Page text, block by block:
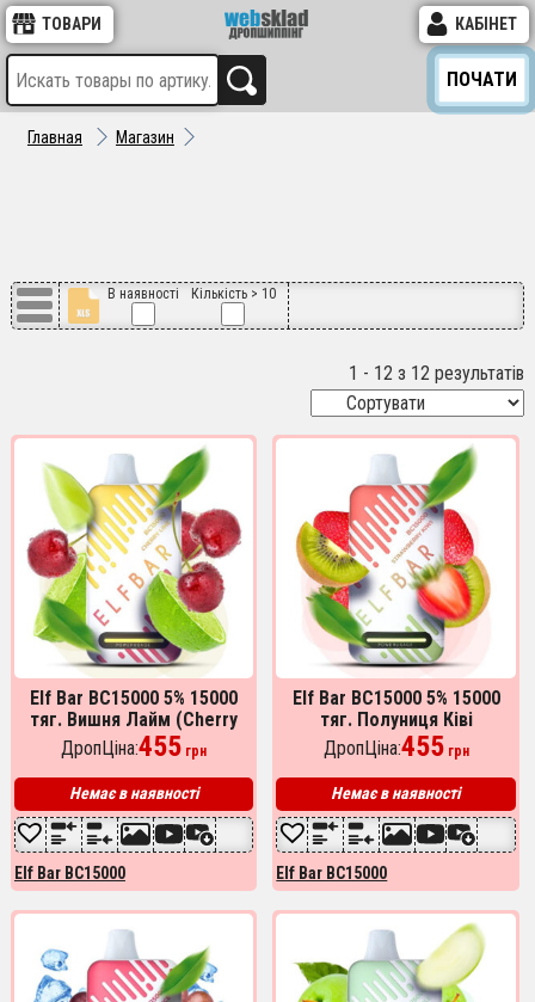
ТОВАРИ КАБІНЕТ
ПОЧАТИ
Главная Магазин
В наявності Кількість > 10
1 - 12 з 12 результатів
Elf Bar BC15000 5% 15000
тяг. Вишня Лайм (Cherry
Lime)
ДропЦіна:455 грн
Немає в наявності
Elf Bar BC15000
Elf Bar BC15000 5% 15000
тяг. Полуниця Ківі
(Strawberry Kiwi)
ДропЦіна:455грн
Немає в наявності
Elf Bar BC15000